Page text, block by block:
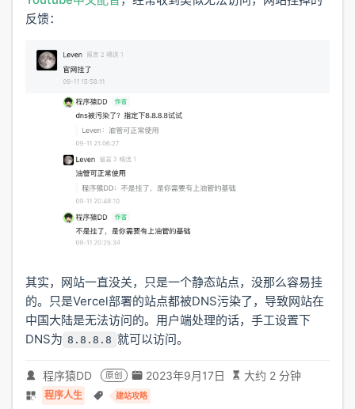
反馈：
其实，网站一直没关，只是一个静态站点，没那么容易挂
的。只是Vercel部署的站点都被DNS污染了，导致网站在
中国大陆是无法访问的。用户端处理的话，手工设置下
DNS为 8.8.8.8 就可以访问。
程序猿DD 原创 2023年9月17日 大约 2 分钟
程序人生 建站攻略